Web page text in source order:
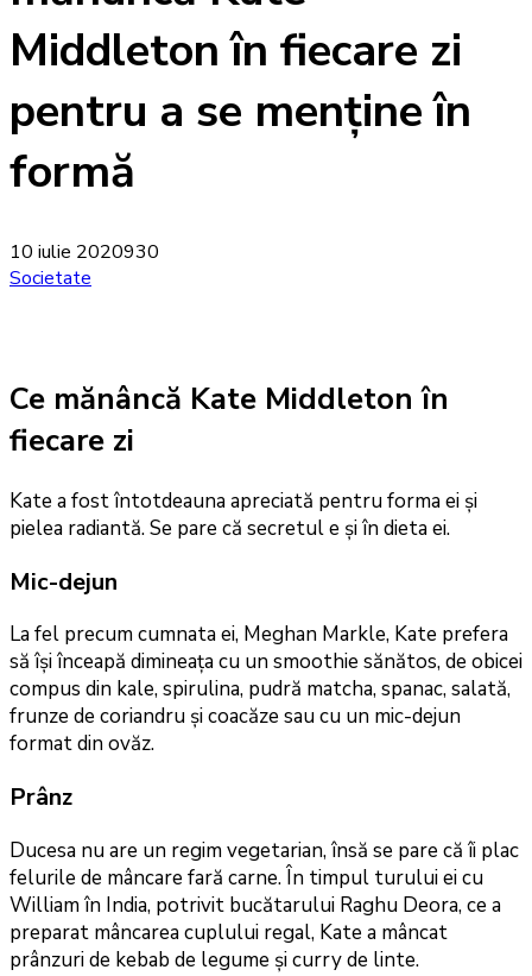
Middleton în fiecare zi
pentru a se menține în
formă
10 iulie 2020930
Societate
Ce mănâncă Kate Middleton în
fiecare zi
Kate a fost întotdeauna apreciată pentru forma ei și
pielea radiantă. Se pare că secretul e și în dieta ei.
Mic-dejun
La fel precum cumnata ei, Meghan Markle, Kate prefera
să își înceapă dimineața cu un smoothie sănătos, de obicei
compus din kale, spirulina, pudră matcha, spanac, salată,
frunze de coriandru și coacăze sau cu un mic-dejun
format din ovăz.
Prânz
Ducesa nu are un regim vegetarian, însă se pare că îi plac
felurile de mâncare fară carne. În timpul turului ei cu
William în India, potrivit bucătarului Raghu Deora, ce a
preparat mâncarea cuplului regal, Kate a mâncat
prânzuri de kebab de legume și curry de linte.